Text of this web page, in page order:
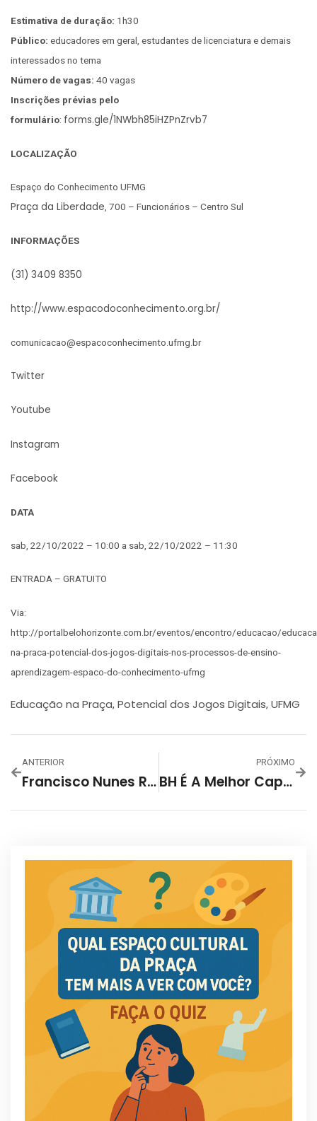
Estimativa de duração: 1h30
Público: educadores em geral, estudantes de licenciatura e demais
interessados no tema
Número de vagas: 40 vagas
Inscrições prévias pelo
formulário: forms.gle/1NWbh85iHZPnZrvb7
LOCALIZAÇÃO
Espaço do Conhecimento UFMG
Praça da Liberdade, 700 – Funcionários – Centro Sul
INFORMAÇÕES
(31) 3409 8350
http://www.espacodoconhecimento.org.br/
comunicacao@espacoconhecimento.ufmg.br
Twitter
Youtube
Instagram
Facebook
DATA
sab, 22/10/2022 – 10:00 a sab, 22/10/2022 – 11:30
ENTRADA – GRATUITO
Via:
http://portalbelohorizonte.com.br/eventos/encontro/educacao/
na-praca-potencial-dos-jogos-digitais-nos-processos-de-ensino-
aprendizagem-espaco-do-conhecimento-ufmg
Educação na Praça, Potencial dos Jogos Digitais, UFMG
ANTERIOR
Francisco Nunes Recebe Show Cênico “Terra Vista Da Lua”, De Felipe De Oliveira
PRÓXIMO
BH É A Melhor Capital Em Acesso À Saúde Em Ranking De Competitividade